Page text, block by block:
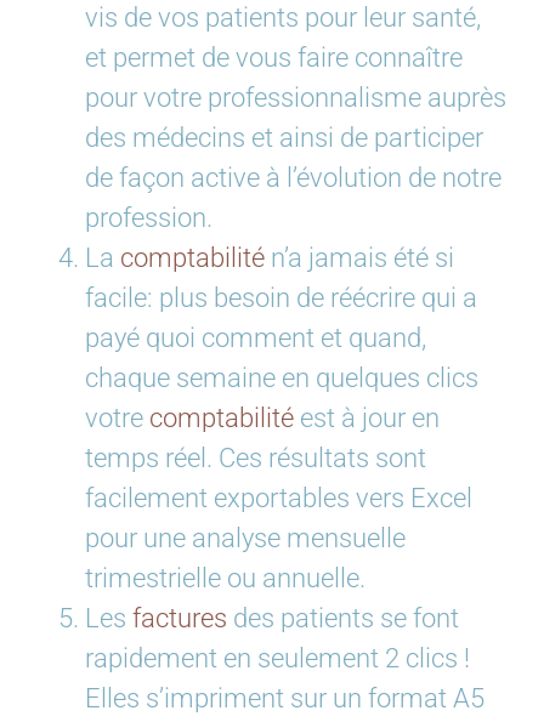
vis de vos patients pour leur santé,
et permet de vous faire connaître
pour votre professionnalisme auprès
des médecins et ainsi de participer
de façon active à l’évolution de notre
profession.
La comptabilité n’a jamais été si
facile: plus besoin de réécrire qui a
payé quoi comment et quand,
chaque semaine en quelques clics
votre comptabilité est à jour en
temps réel. Ces résultats sont
facilement exportables vers Excel
pour une analyse mensuelle
trimestrielle ou annuelle.
Les factures des patients se font
rapidement en seulement 2 clics !
Elles s’impriment sur un format A5